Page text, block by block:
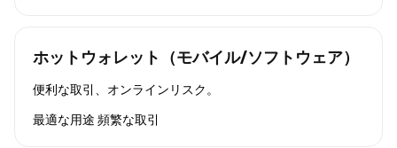
ホットウォレット（モバイル/ソフトウェア）
便利な取引、オンラインリスク。
最適な用途 頻繁な取引